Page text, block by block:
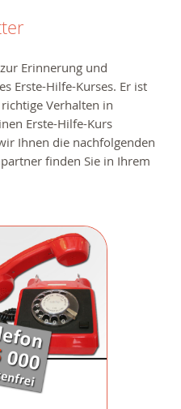
Erinnerung und
Erste-Hilfe-Kurses. Er ist
Verhalten in
Erste-Hilfe-Kurs
Ihnen die nachfolgenden
finden Sie in Ihrem